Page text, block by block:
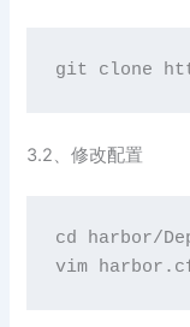
git clone
3.2、修改配置
cd
vim